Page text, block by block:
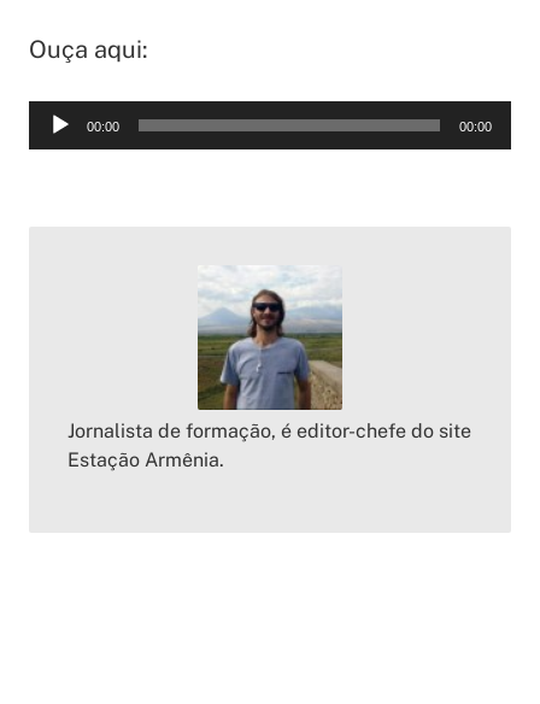
Ouça aqui:
Tocador
de
00:00 00:00
Jornalista de formação, é editor-chefe do site
Estação Armênia.